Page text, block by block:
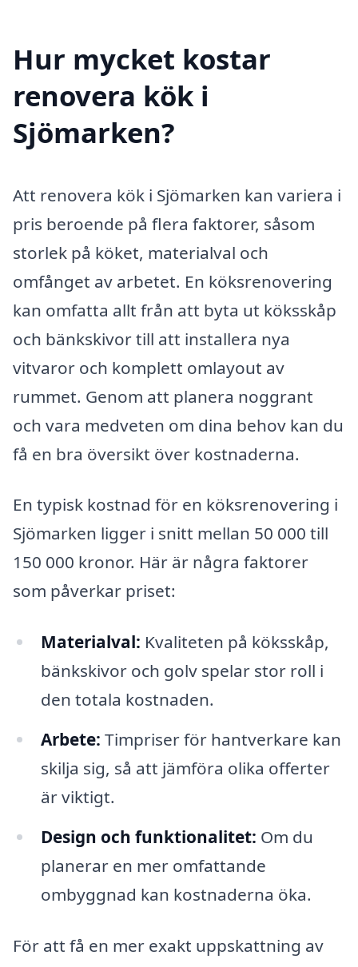
Hur mycket kostar
renovera kök i
Sjömarken?
Att renovera kök i Sjömarken kan variera i
pris beroende på flera faktorer, såsom
storlek på köket, materialval och
omfånget av arbetet. En köksrenovering
kan omfatta allt från att byta ut köksskåp
och bänkskivor till att installera nya
vitvaror och komplett omlayout av
rummet. Genom att planera noggrant
och vara medveten om dina behov kan du
få en bra översikt över kostnaderna.
En typisk kostnad för en köksrenovering i
Sjömarken ligger i snitt mellan 50 000 till
150 000 kronor. Här är några faktorer
som påverkar priset:
Materialval: Kvaliteten på köksskåp,
bänkskivor och golv spelar stor roll i
den totala kostnaden.
Arbete: Timpriser för hantverkare kan
skilja sig, så att jämföra olika offerter
är viktigt.
Design och funktionalitet: Om du
planerar en mer omfattande
ombyggnad kan kostnaderna öka.
För att få en mer exakt uppskattning av